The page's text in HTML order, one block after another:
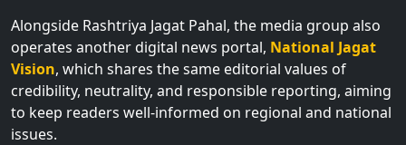
Alongside Rashtriya Jagat Pahal, the media group also
operates another digital news portal, National Jagat
Vision, which shares the same editorial values of
credibility, neutrality, and responsible reporting, aiming
to keep readers well-informed on regional and national
issues.